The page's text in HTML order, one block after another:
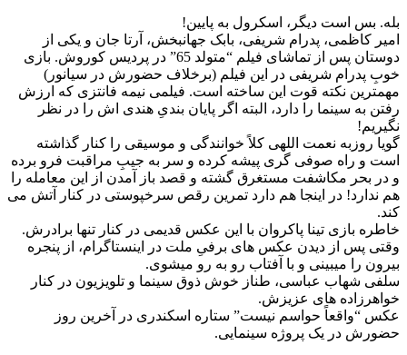
بله. بس است دیگر، اسکرول به پایین!
امیر کاظمی، پدرام شریفی، بابک جهانبخش، آرتا جان و یکی از
دوستان پس از تماشای فیلم “متولد 65” در پردیس کوروش. بازی
خوبِ پدرام شریفی در این فیلم (برخلاف حضورش در سیانور)
مهمترین نکته قوت این ساخته است. فیلمی نیمه فانتزی که ارزش
رفتن به سینما را دارد، البته اگر پایان بندیِ هندی اش را در نظر
نگیریم!
گویا روزبه نعمت اللهی کلاً خوانندگی و موسیقی را کنار گذاشته
است و راه صوفی گری پیشه کرده و سر به جیبِ مراقبت فرو برده
و در بحر مکاشفت مستغرق گشته و قصد باز آمدن از این معامله را
هم ندارد! در اینجا هم دارد تمرین رقص سرخپوستی در کنار آتش می
کند.
خاطره بازی تینا پاکروان با این عکس قدیمی در کنار تنها برادرش.
وقتی پس از دیدن عکس های برفیِ ملت در اینستاگرام، از پنجره
بیرون را میبینی و با آفتاب رو به رو میشوی.
سلفی شهاب عباسی، طناز خوش ذوق سینما و تلویزیون در کنار
خواهرزاده های عزیزش.
عکس “واقعاً حواسم نیست” ستاره اسکندری در آخرین روز
حضورش در یک پروژه سینمایی.